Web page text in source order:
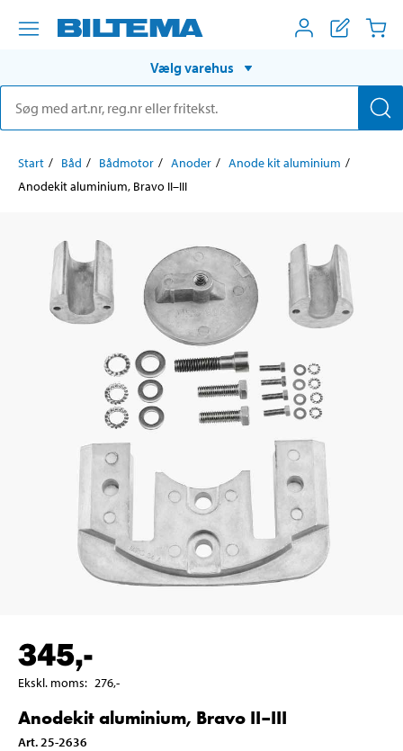
Vælg varehus
Start Båd Bådmotor Anoder
Anode kit aluminium
Anodekit aluminium, Bravo II–III
345,-
Ekskl. moms: 276,-
Anodekit aluminium, Bravo II–III
Art. 25-2636